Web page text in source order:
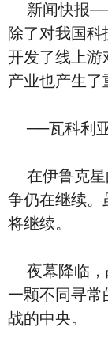
新闻快报──
除了对我国
开发了线上游
产业也产生
──瓦科利亚
在伊鲁克星
争仍在继续。
将继续。
夜幕降临，
一颗不同寻常
战的中央。